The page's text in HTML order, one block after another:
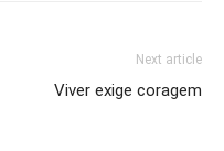
Next article
Viver exige coragem